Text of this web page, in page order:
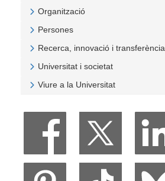
Organització
Persones
Recerca, innovació i transferència
Universitat i societat
Viure a la Universitat